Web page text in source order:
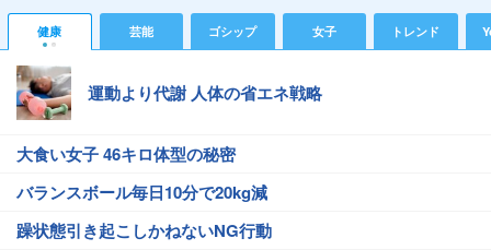
健康 芸能 ゴシップ 女子 トレンド
運動より代謝 人体の省エネ戦略
大食い女子 46キロ体型の秘密
バランスボール毎日10分で20kg減
躁状態引き起こしかねないNG行動